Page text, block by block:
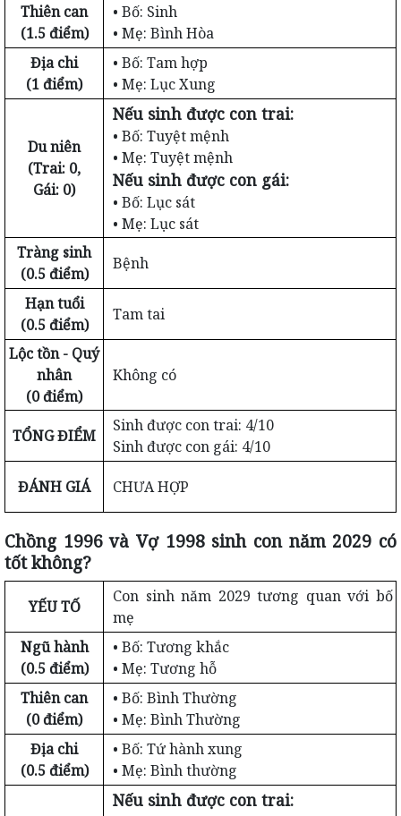
Thiên can
(1.5 điểm)
• Bố: Sinh
• Mẹ: Bình Hòa
Địa chi
(1 điểm)
• Bố: Tam hợp
• Mẹ: Lục Xung
Du niên
(Trai: 0,
Gái: 0)
Nếu sinh được con trai:
• Bố: Tuyệt mệnh
• Mẹ: Tuyệt mệnh
Nếu sinh được con gái:
• Bố: Lục sát
• Mẹ: Lục sát
Tràng sinh
(0.5 điểm)
Bệnh
Hạn tuổi
(0.5 điểm)
Tam tai
Lộc tồn - Quý
nhân
(0 điểm)
Không có
TỔNG ĐIỂM
Sinh được con trai: 4/10
Sinh được con gái: 4/10
ĐÁNH GIÁ CHƯA HỢP
Chồng 1996 và Vợ 1998 sinh con năm 2029 có
tốt không?
YẾU TỐ
Con sinh năm 2029 tương quan với bố
mẹ
Ngũ hành
(0.5 điểm)
• Bố: Tương khắc
• Mẹ: Tương hỗ
Thiên can
(0 điểm)
• Bố: Bình Thường
• Mẹ: Bình Thường
Địa chi
(0.5 điểm)
• Bố: Tứ hành xung
• Mẹ: Bình thường
Nếu sinh được con trai: